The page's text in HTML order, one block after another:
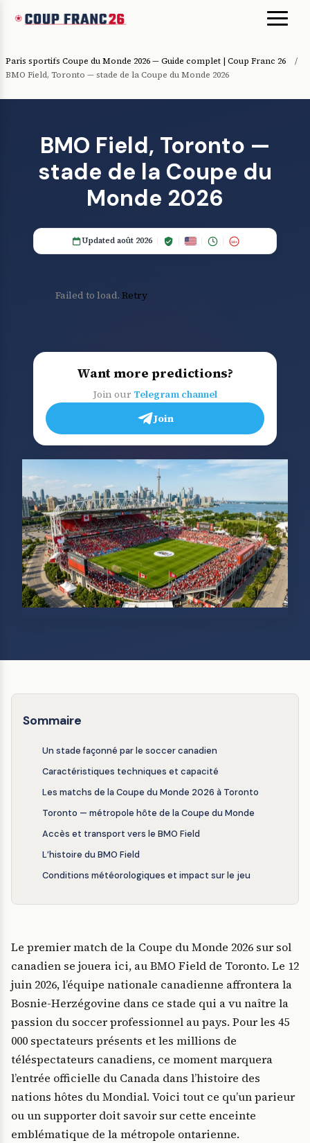
Paris sportifs Coupe du Monde 2026 — Guide complet | Coup Franc 26
/
BMO Field, Toronto — stade de la Coupe du Monde 2026
BMO Field, Toronto —
stade de la Coupe du
Monde 2026
Updated août 2026 18+
Failed to load. Retry
Want more predictions?
Join our Telegram channel
Join
Sommaire
Un stade façonné par le soccer canadien
Caractéristiques techniques et capacité
Les matchs de la Coupe du Monde 2026 à Toronto
Toronto — métropole hôte de la Coupe du Monde
Accès et transport vers le BMO Field
L’histoire du BMO Field
Conditions météorologiques et impact sur le jeu
Le premier match de la Coupe du Monde 2026 sur sol
canadien se jouera ici, au BMO Field de Toronto. Le 12
juin 2026, l’équipe nationale canadienne affrontera la
Bosnie-Herzégovine dans ce stade qui a vu naître la
passion du soccer professionnel au pays. Pour les 45
000 spectateurs présents et les millions de
téléspectateurs canadiens, ce moment marquera
l’entrée officielle du Canada dans l’histoire des
nations hôtes du Mondial. Voici tout ce qu’un parieur
ou un supporter doit savoir sur cette enceinte
emblématique de la métropole ontarienne.